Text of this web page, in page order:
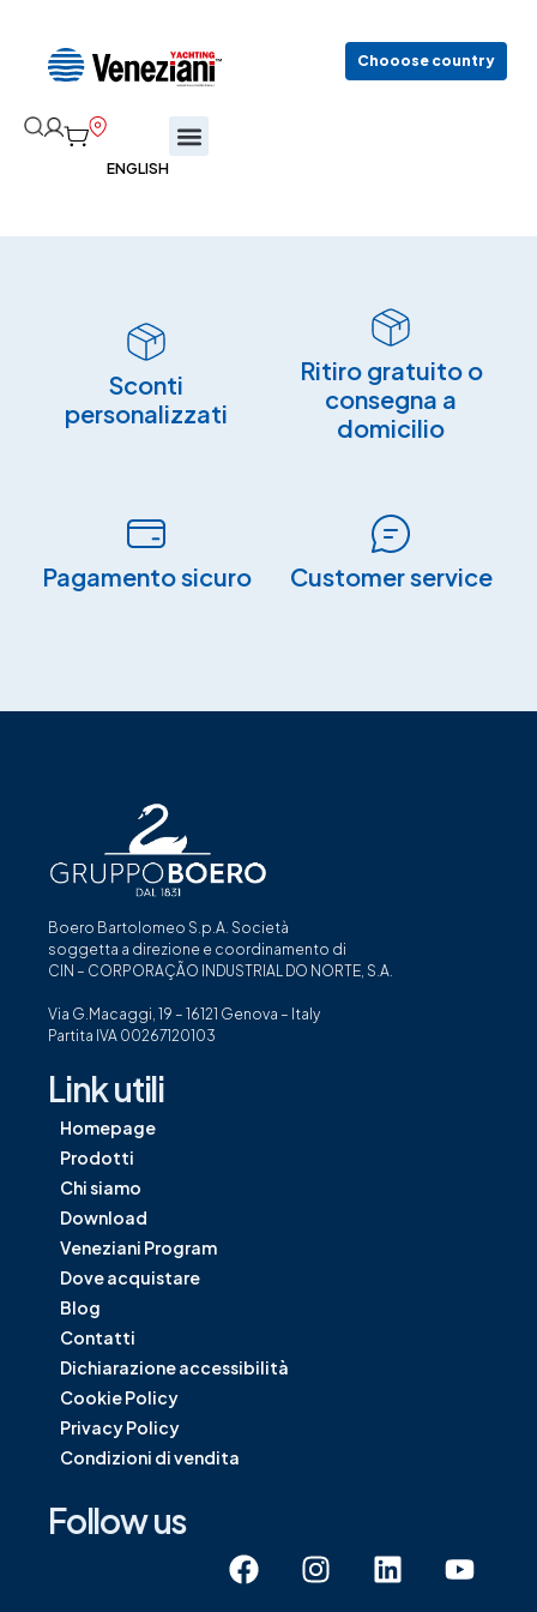
Chooose country
Sconti
personalizzati
Ritiro gratuito o
consegna a
domicilio
Pagamento sicuro​ Customer service
Boero Bartolomeo S.p.A. Società
soggetta a direzione e coordinamento di
CIN – CORPORAÇÃO INDUSTRIAL DO NORTE, S.A.
Via G.Macaggi, 19 – 16121 Genova – Italy
Partita IVA 00267120103
Link utili
Homepage
Prodotti
Chi siamo
Download
Veneziani Program
Dove acquistare
Blog
Contatti
Dichiarazione accessibilità
Cookie Policy
Privacy Policy
Condizioni di vendita
Follow us